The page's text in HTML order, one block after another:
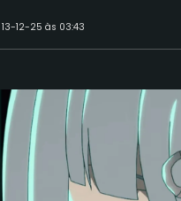
13-12-25 às 03:43